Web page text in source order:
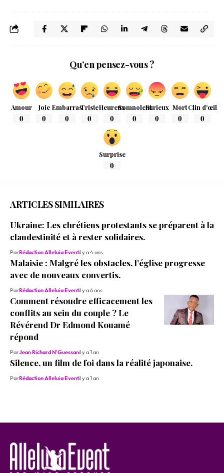
Qu’en pensez-vous ?
Amour
0
Joie
0
Embarras
0
Triste
0
Heureux
0
Somnolent
0
Furieux
0
Mort
0
Clin d'œil
0
Surprise
0
ARTICLES SIMILAIRES
Ukraine: Les chrétiens protestants se préparent à la
clandestinité et à rester solidaires.
ParRédaction Alleluia Eventil y a 4 ans
Malaisie : Malgré les obstacles, l’église progresse
avec de nouveaux convertis.
ParRédaction Alleluia Eventil y a 6 ans
Comment résoudre efficacement les
conflits au sein du couple ? Le
Révérend Dr Edmond Kouamé
répond
ParJean Richard N'Guessanil y a 1 an
Silence, un film de foi dans la réalité japonaise.
ParRédaction Alleluia Eventil y a 1 an